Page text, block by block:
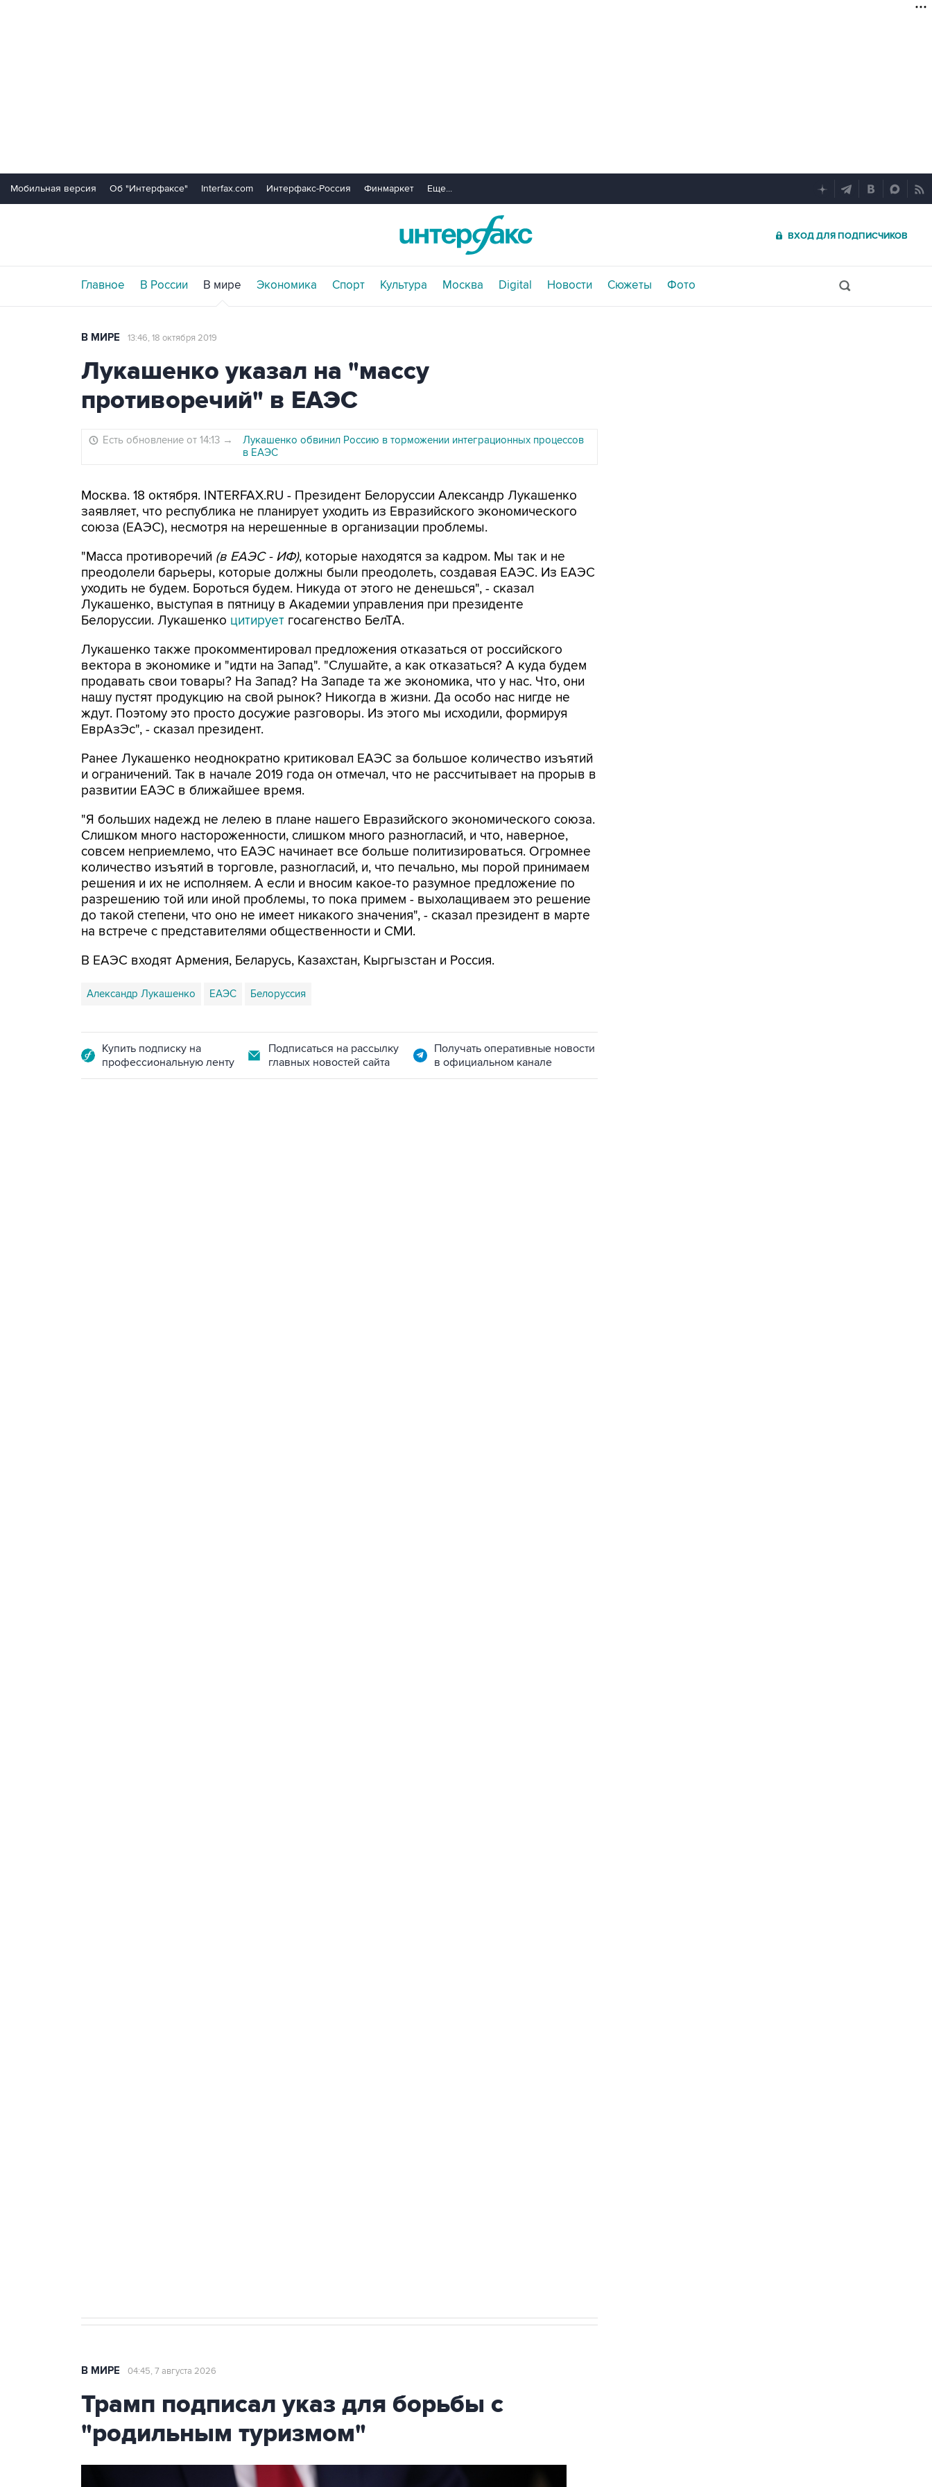
Мобильная версия Об "Интерфаксе" Interfax.com Интерфакс-Россия Финмаркет Еще...
ВХОД ДЛЯ ПОДПИСЧИКОВ
Главное В России В мире Экономика Спорт Культура Москва Digital Новости Сюжеты Фото
В МИРЕ 13:46, 18 октября 2019
Лукашенко указал на "массу
противоречий" в ЕАЭС
Есть обновление от 14:13 →
Лукашенко обвинил Россию в торможении интеграционных процессов
в ЕАЭС
Москва. 18 октября. INTERFAX.RU - Президент Белоруссии Александр Лукашенко
заявляет, что республика не планирует уходить из Евразийского экономического
союза (ЕАЭС), несмотря на нерешенные в организации проблемы.
"Масса противоречий (в ЕАЭС - ИФ), которые находятся за кадром. Мы так и не
преодолели барьеры, которые должны были преодолеть, создавая ЕАЭС. Из ЕАЭС
уходить не будем. Бороться будем. Никуда от этого не денешься", - сказал
Лукашенко, выступая в пятницу в Академии управления при президенте
Белоруссии. Лукашенко цитирует госагенство БелТА.
Лукашенко также прокомментировал предложения отказаться от российского
вектора в экономике и "идти на Запад". "Слушайте, а как отказаться? А куда будем
продавать свои товары? На Запад? На Западе та же экономика, что у нас. Что, они
нашу пустят продукцию на свой рынок? Никогда в жизни. Да особо нас нигде не
ждут. Поэтому это просто досужие разговоры. Из этого мы исходили, формируя
ЕврАзЭс", - сказал президент.
Ранее Лукашенко неоднократно критиковал ЕАЭС за большое количество изъятий
и ограничений. Так в начале 2019 года он отмечал, что не рассчитывает на прорыв в
развитии ЕАЭС в ближайшее время.
"Я больших надежд не лелею в плане нашего Евразийского экономического союза.
Слишком много настороженности, слишком много разногласий, и что, наверное,
совсем неприемлемо, что ЕАЭС начинает все больше политизироваться. Огромнее
количество изъятий в торговле, разногласий, и, что печально, мы порой принимаем
решения и их не исполняем. А если и вносим какое-то разумное предложение по
разрешению той или иной проблемы, то пока примем - выхолащиваем это решение
до такой степени, что оно не имеет никакого значения", - сказал президент в марте
на встрече с представителями общественности и СМИ.
В ЕАЭС входят Армения, Беларусь, Казахстан, Кыргызстан и Россия.
Александр Лукашенко ЕАЭС Белоруссия
Купить подписку на
профессиональную ленту
Подписаться на рассылку
главных новостей сайта
Получать оперативные новости
в официальном канале
В МИРЕ 04:45, 7 августа 2026
Трамп подписал указ для борьбы с
"родильным туризмом"